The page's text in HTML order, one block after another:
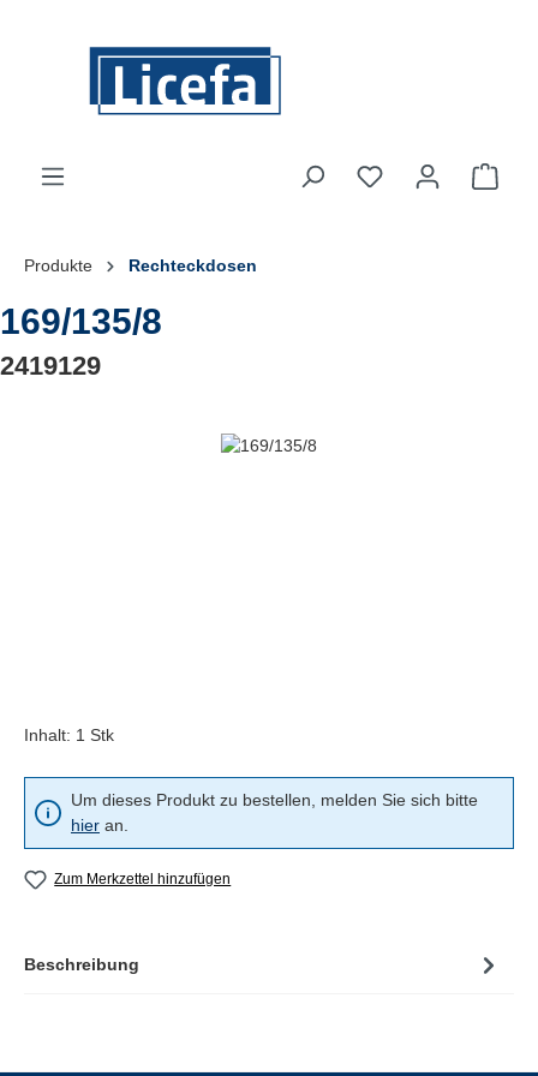
Du hast 0
Produkte Rechteckdosen
169/135/8
2419129
Inhalt: 1 Stk
Um dieses Produkt zu bestellen, melden Sie sich bitte
hier an.
Zum Merkzettel hinzufügen
Beschreibung